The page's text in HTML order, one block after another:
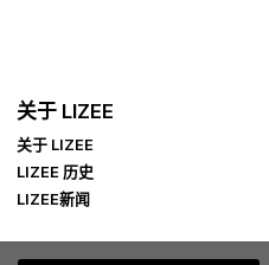
关于 LIZEE
关于 LIZEE
LIZEE 历史
LIZEE新闻